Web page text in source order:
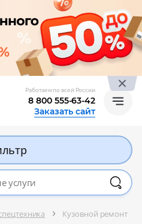
Работаем по всей России
8 800 555-63-42
Заказать сайт
Кузовной ремонт